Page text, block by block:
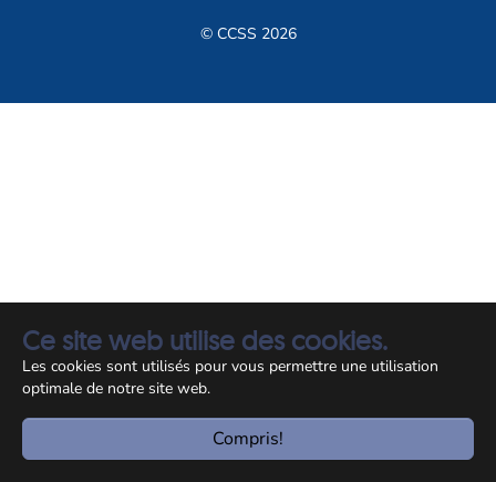
Ce site web utilise des cookies.
Les cookies sont utilisés pour vous permettre une utilisation
optimale de notre site web.
Compris!
© CCSS 2026